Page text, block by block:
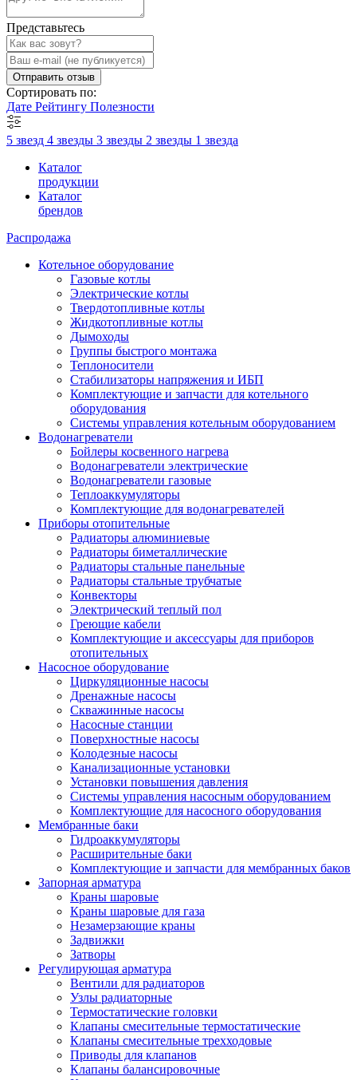
Представьтесь
Отправить отзыв
Сортировать по:
Дате Рейтингу Полезности
5 звезд 4 звезды 3 звезды 2 звезды 1 звезда
Каталог
продукции
Каталог
брендов
Распродажа
Котельное оборудование
Газовые котлы
Электрические котлы
Твердотопливные котлы
Жидкотопливные котлы
Дымоходы
Группы быстрого монтажа
Теплоносители
Стабилизаторы напряжения и ИБП
Комплектующие и запчасти для котельного
оборудования
Системы управления котельным оборудованием
Водонагреватели
Бойлеры косвенного нагрева
Водонагреватели электрические
Водонагреватели газовые
Теплоаккумуляторы
Комплектующие для водонагревателей
Приборы отопительные
Радиаторы алюминиевые
Радиаторы биметаллические
Радиаторы стальные панельные
Радиаторы стальные трубчатые
Конвекторы
Электрический теплый пол
Греющие кабели
Комплектующие и аксессуары для приборов
отопительных
Насосное оборудование
Циркуляционные насосы
Дренажные насосы
Скважинные насосы
Насосные станции
Поверхностные насосы
Колодезные насосы
Канализационные установки
Установки повышения давления
Системы управления насосным оборудованием
Комплектующие для насосного оборудования
Мембранные баки
Гидроаккумуляторы
Расширительные баки
Комплектующие и запчасти для мембранных баков
Запорная арматура
Краны шаровые
Краны шаровые для газа
Незамерзающие краны
Задвижки
Затворы
Регулирующая арматура
Вентили для радиаторов
Узлы радиаторные
Термостатические головки
Клапаны смесительные термостатические
Клапаны смесительные трехходовые
Приводы для клапанов
Клапаны балансировочные